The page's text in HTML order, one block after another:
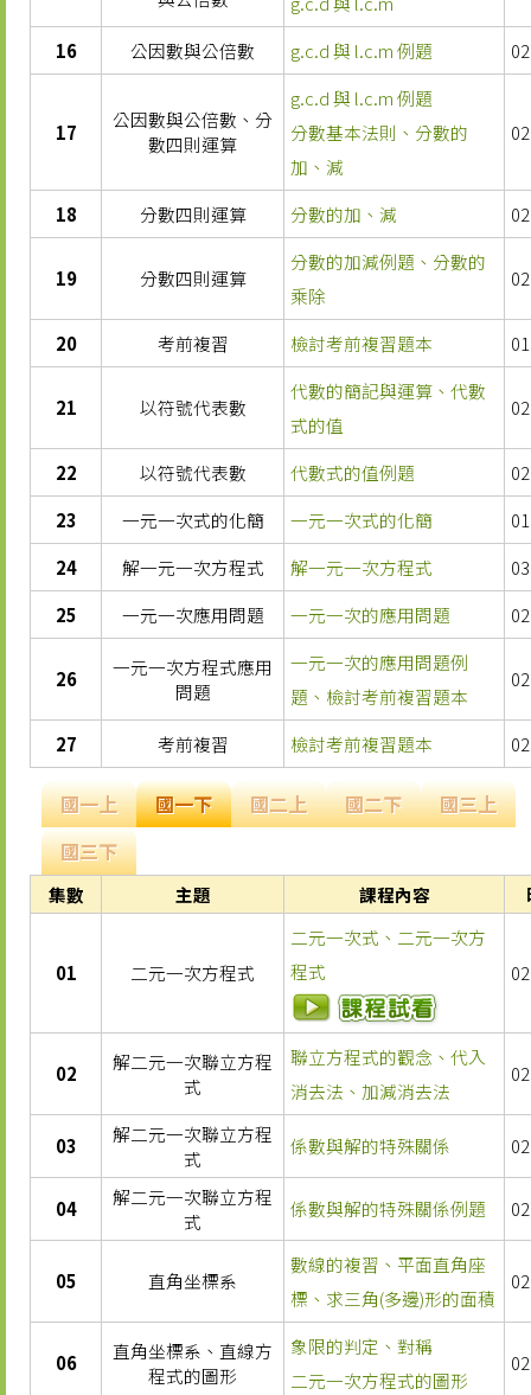
16
公因數與公倍數 g.c.d 與 l.c.m 例題
17
公因數與公倍數、分
數四則運算
g.c.d 與 l.c.m 例題
分數基本法則、分數的
加、減
18 分數四則運算 分數的加、減
19 分數四則運算
分數的加減例題、分數的
乘除
20 考前複習 檢討考前複習題本
21 以符號代表數
代數的簡記與運算、代數
式的值
22 以符號代表數 代數式的值例題
23
一元一次式的化簡 一元一次式的化簡
24
解一元一次方程式 解一元一次方程式
25
一元一次應用問題 一元一次的應用問題
26
一元一次方程式應用
問題
​一元一次的應用問題例
題、檢討考前複習題本
27 考前複習 檢討考前複習題本
國一上 國一下 國二上 國二下
國三上
國三下
集數 主題 課程內容
01 二元一次方程式
二元一次式、二元一次方
程式
02
解二元一次聯立方程
式
聯立方程式的觀念、代入
消去法、加減消去法
03
解二元一次聯立方程
式
係數與解的特殊關係
04
解二元一次聯立方程
式
係數與解的特殊關係例題
05 直角坐標系
數線的複習、平面直角座
標、求三角(多邊)形的面積
06
直角坐標系、直線方
程式的圖形
象限的判定、對稱
二元一次方程式的圖形